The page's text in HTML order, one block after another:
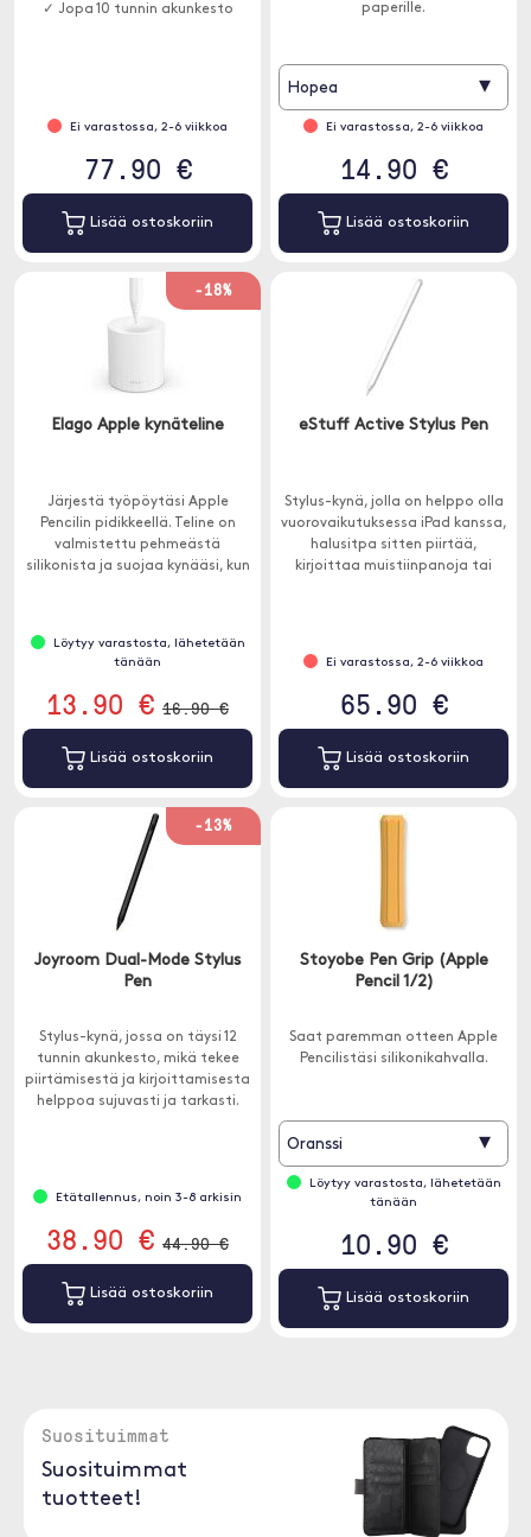
✓ Jopa 10 tunnin akunkesto
Ei varastossa, 2-6 viikkoa
77.90 €
Lisää ostoskoriin
paperille.
Hopea ▾
Ei varastossa, 2-6 viikkoa
14.90 €
Lisää ostoskoriin
-18%
Elago Apple kynäteline
Järjestä työpöytäsi Apple
Pencilin pidikkeellä. Teline on
valmistettu pehmeästä
silikonista ja suojaa kynääsi, kun
Löytyy varastosta, lähetetään
tänään
13.90 € 16.90 €
Lisää ostoskoriin
eStuff Active Stylus Pen
Stylus-kynä, jolla on helppo olla
vuorovaikutuksessa iPad kanssa,
halusitpa sitten piirtää,
kirjoittaa muistiinpanoja tai
Ei varastossa, 2-6 viikkoa
65.90 €
Lisää ostoskoriin
-13%
Joyroom Dual-Mode Stylus
Pen
Stylus-kynä, jossa on täysi 12
tunnin akunkesto, mikä tekee
piirtämisestä ja kirjoittamisesta
helppoa sujuvasti ja tarkasti.
Etätallennus, noin 3-8 arkisin
38.90 € 44.90 €
Lisää ostoskoriin
Stoyobe Pen Grip (Apple
Pencil 1/2)
Saat paremman otteen Apple
Pencilistäsi silikonikahvalla.
Oranssi ▾
Löytyy varastosta, lähetetään
tänään
10.90 €
Lisää ostoskoriin
Suosituimmat
Suosituimmat
tuotteet!